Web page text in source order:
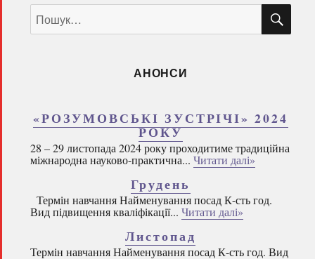
за
запитом:
АНОНСИ
«РОЗУМОВСЬКІ ЗУСТРІЧІ» 2024
РОКУ
28 – 29 листопада 2024 року проходитиме традиційна
міжнародна науково-практична... Читати далі»
Грудень
Термін навчання Найменування посад К-сть год.
Вид підвищення кваліфікації... Читати далі»
Листопад
Термін навчання Найменування посад К-сть год. Вид